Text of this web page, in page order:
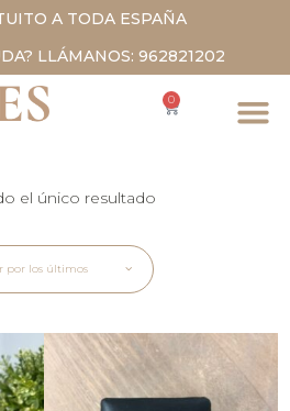
A TODA ESPAÑA
LLÁMANOS: 962821202
0
el único resultado
por los últimos